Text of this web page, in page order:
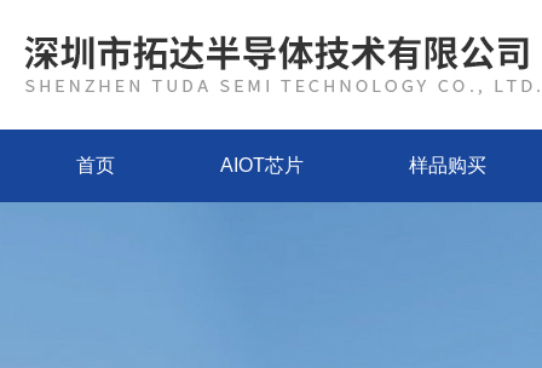
首页 AIOT芯片 样品购买